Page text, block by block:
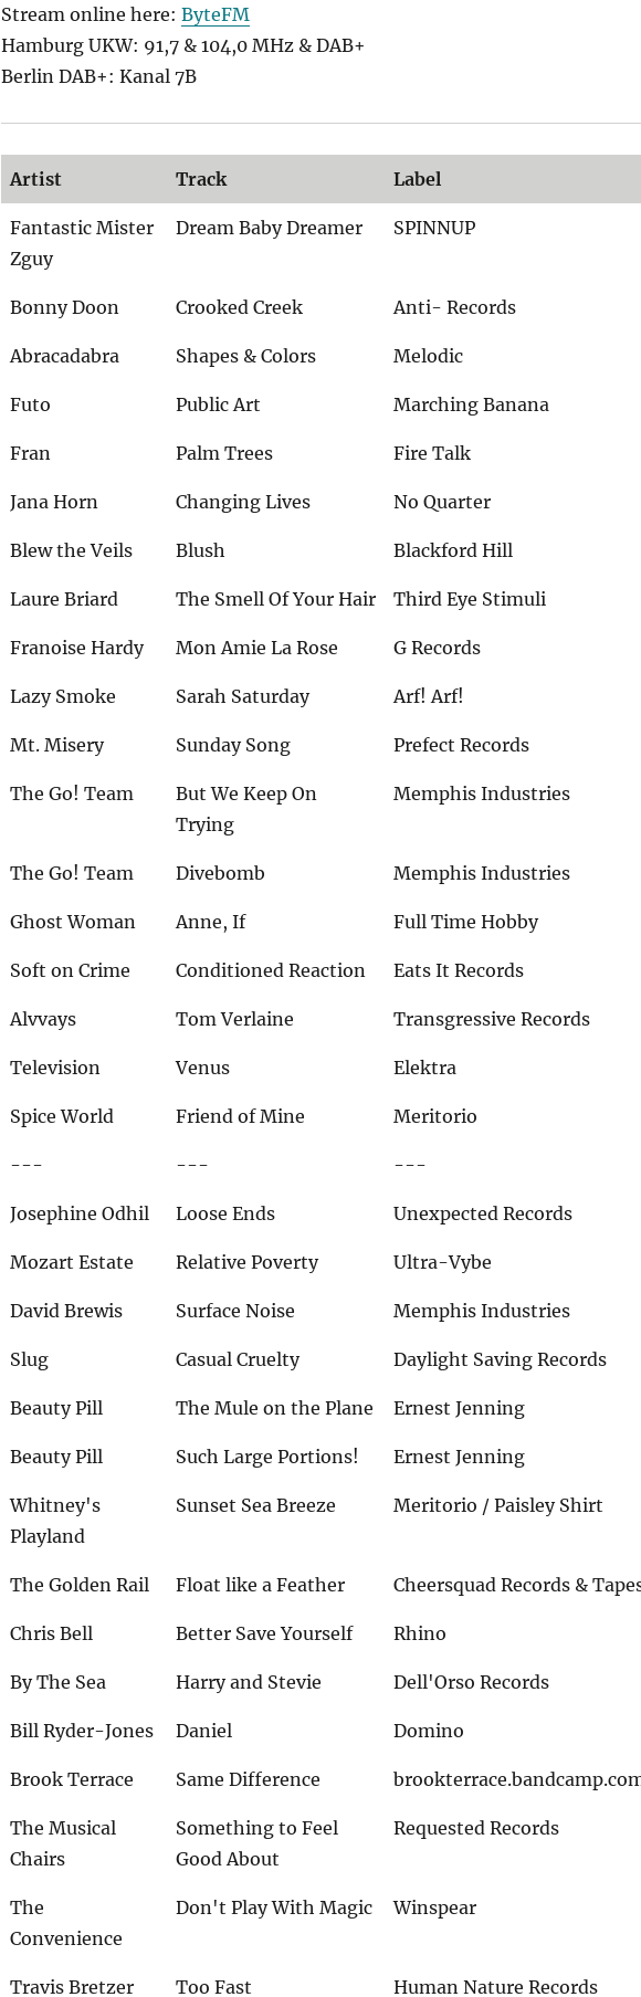
Stream online here: ByteFM
Hamburg UKW: 91,7 & 104,0 MHz & DAB+
Berlin DAB+: Kanal 7B
Artist Track Label
Fantastic Mister
Zguy
Dream Baby Dreamer SPINNUP
Bonny Doon Crooked Creek Anti- Records
Abracadabra Shapes & Colors Melodic
Futo Public Art Marching Banana
Fran Palm Trees Fire Talk
Jana Horn Changing Lives No Quarter
Blew the Veils Blush Blackford Hill
Laure Briard The Smell Of Your Hair Third Eye Stimuli
Franoise Hardy Mon Amie La Rose G Records
Lazy Smoke Sarah Saturday Arf! Arf!
Mt. Misery Sunday Song Prefect Records
The Go! Team
But We Keep On
Trying
Memphis Industries
The Go! Team Divebomb Memphis Industries
Ghost Woman Anne, If Full Time Hobby
Soft on Crime Conditioned Reaction Eats It Records
Alvvays Tom Verlaine Transgressive Records
Television Venus Elektra
Spice World Friend of Mine Meritorio
--- --- ---
Josephine Odhil Loose Ends Unexpected Records
Mozart Estate Relative Poverty Ultra-Vybe
David Brewis Surface Noise Memphis Industries
Slug Casual Cruelty Daylight Saving Records
Beauty Pill The Mule on the Plane Ernest Jenning
Beauty Pill Such Large Portions! Ernest Jenning
Whitney's
Playland
Sunset Sea Breeze Meritorio / Paisley Shirt
The Golden Rail Float like a Feather Cheersquad Records &
Chris Bell Better Save Yourself Rhino
By The Sea Harry and Stevie Dell'Orso Records
Bill Ryder-Jones Daniel Domino
Brook Terrace Same Difference
The Musical
Chairs
Something to Feel
Good About
Requested Records
The
Convenience
Don't Play With Magic Winspear
Travis Bretzer Too Fast Human Nature Records